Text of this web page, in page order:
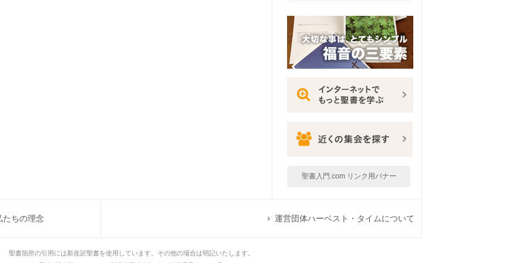
聖書入門.com リンク用バナー
たちの理念 運営団体ハーベスト・タイムについて
聖書箇所の引用には新改訳聖書を使用しています。その他の場合は明記いたします。